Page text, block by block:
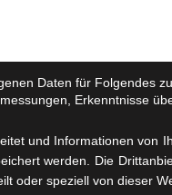
Daten für Folgendes
Erkenntnisse
und Informationen von
werden. Die
oder speziell von dieser